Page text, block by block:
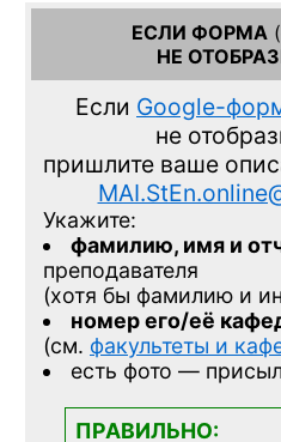
ЕСЛИ ФОРМА
НЕ
Если Google-
не
пришлите ваше
Укажите:
фамилию, имя и
преподавателя
(хотя бы фамилию и
номер его/её
(см. факультеты и
есть фото —
ПРАВИЛЬНО: